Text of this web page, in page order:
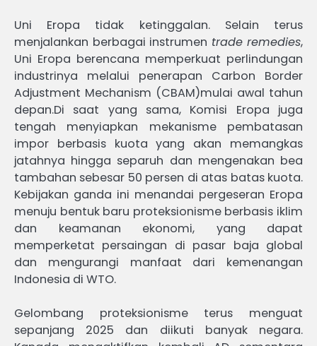
Uni Eropa tidak ketinggalan. Selain terus
menjalankan berbagai instrumen trade remedies,
Uni Eropa berencana memperkuat perlindungan
industrinya melalui penerapan Carbon Border
Adjustment Mechanism (CBAM)mulai awal tahun
depan.Di saat yang sama, Komisi Eropa juga
tengah menyiapkan mekanisme pembatasan
impor berbasis kuota yang akan memangkas
jatahnya hingga separuh dan mengenakan bea
tambahan sebesar 50 persen di atas batas kuota.
Kebijakan ganda ini menandai pergeseran Eropa
menuju bentuk baru proteksionisme berbasis iklim
dan keamanan ekonomi, yang dapat
memperketat persaingan di pasar baja global
dan mengurangi manfaat dari kemenangan
Indonesia di WTO.
Gelombang proteksionisme terus menguat
sepanjang 2025 dan diikuti banyak negara.